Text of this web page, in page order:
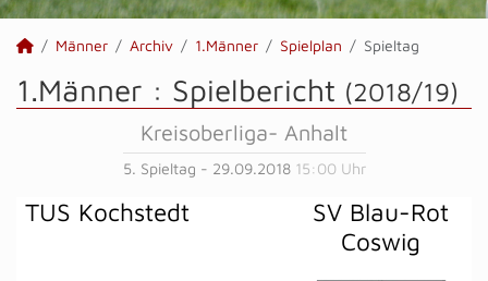
Männer Archiv 1.Männer Spielplan Spieltag
1.Männer : Spielbericht (2018/19)
Kreisoberliga- Anhalt
5. Spieltag - 29.09.2018 15:00 Uhr
TUS Kochstedt
SV Blau-Rot
Coswig